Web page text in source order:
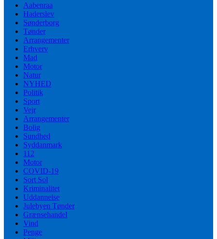
Aabenraa
Haderslev
Sønderborg
Tønder
Arrangementer
Erhverv
Mad
Motor
Natur
NYHED
Politik
Sport
Vejr
Arrangementer
Bolig
Sundhed
Syddanmark
112
Motor
COVID-19
Sort Sol
Kriminalitet
Uddannelse
Julebyen Tønder
Grænsehandel
Vind
Penge